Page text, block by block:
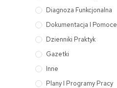
Diagnoza Funkcjonalna
Dokumentacja I Pomoce
Dzienniki Praktyk
Gazetki
Inne
Plany I Programy Pracy